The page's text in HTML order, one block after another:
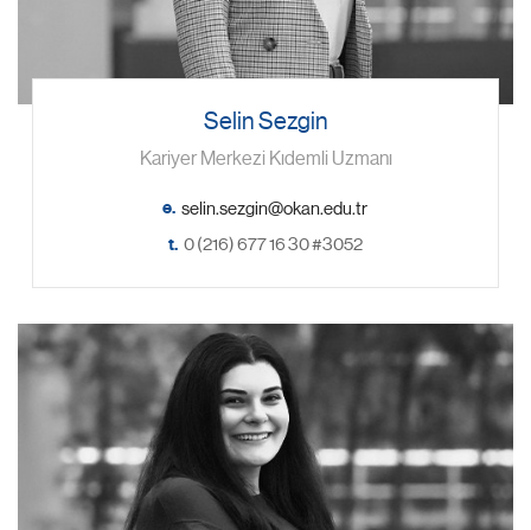
Selin Sezgin
Kariyer Merkezi Kıdemli Uzmanı
e.
t. 0 (216) 677 16 30 #3052